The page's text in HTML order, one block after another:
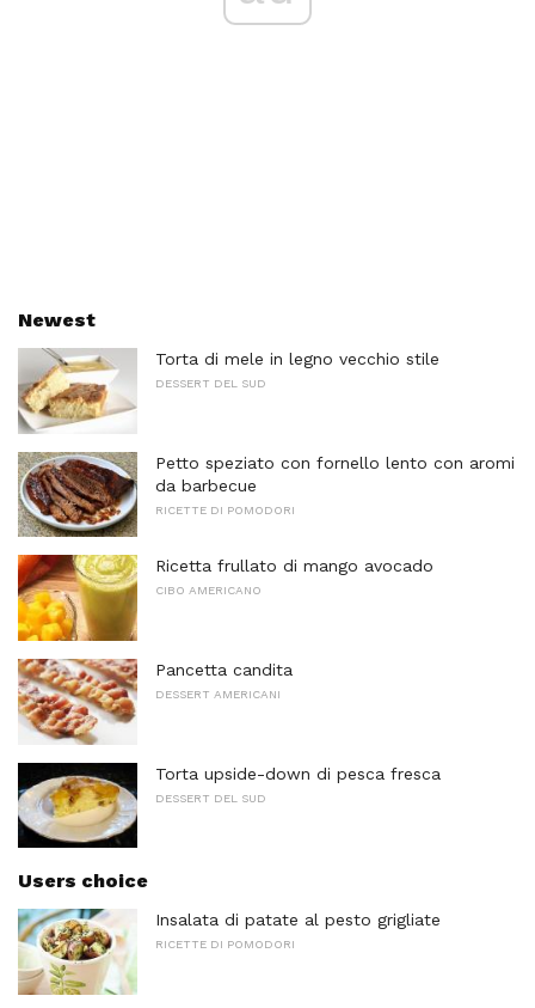
Newest
Torta di mele in legno vecchio stile
DESSERT DEL SUD
Petto speziato con fornello lento con aromi
da barbecue
RICETTE DI POMODORI
Ricetta frullato di mango avocado
CIBO AMERICANO
Pancetta candita
DESSERT AMERICANI
Torta upside-down di pesca fresca
DESSERT DEL SUD
Users choice
Insalata di patate al pesto grigliate
RICETTE DI POMODORI